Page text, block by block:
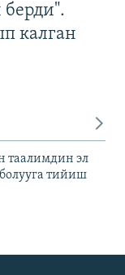
калган
таалимдин эл
тийиш